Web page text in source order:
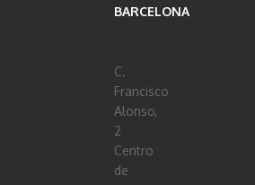
BARCELONA
C.
Francisco
Alonso,
2
Centro
de